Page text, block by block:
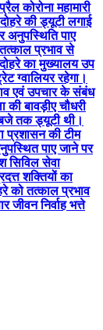
कोरोना महामारी
की ड्यूटी लगाई
अनुपस्थिति पाए
प्रभाव से
का मुख्यालय उप
ग्वालियर रहेगा।
एवं उपचार के संबंध
की बावड़ीए चौधरी
बजे तक ड्यूटी थी।
प्रशासन की टीम
पाए जाने पर
सिविल सेवा
शक्तियों का
को तत्काल प्रभाव
जीवन निर्वाह भत्ते